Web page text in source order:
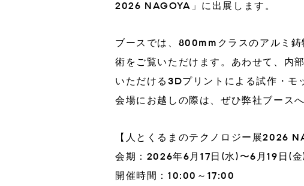
2026 NAGOYA」に出展します。
ブースでは、800mmクラスのアルミ
術をご覧いただけます。あわせて、内
いただける3Dプリントによる試作・モ
会場にお越しの際は、ぜひ弊社ブース
【人とくるまのテクノロジー展2026
会期：2026年6月17日(水)〜6月19日(金
開催時間：10:00～17:00